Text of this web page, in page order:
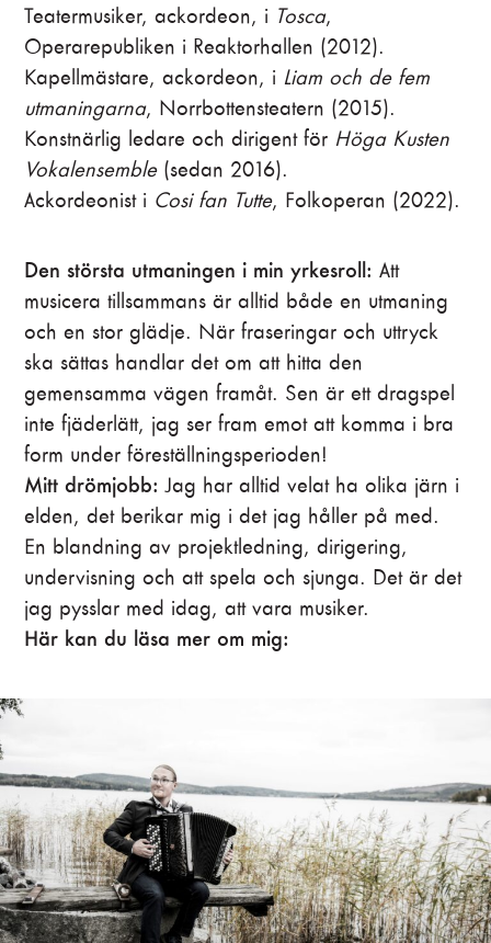
Teatermusiker, ackordeon, i Tosca,
Operarepubliken i Reaktorhallen (2012).
Kapellmästare, ackordeon, i Liam och de fem
utmaningarna, Norrbottensteatern (2015).
Konstnärlig ledare och dirigent för Höga Kusten
Vokalensemble(sedan 2016).
Ackordeonist i Cosi fan Tutte, Folkoperan (2022).
Den största utmaningen i min yrkesroll: Att
musicera tillsammans är alltid både en utmaning
och en stor glädje. När fraseringar och uttryck
ska sättas handlar det om att hitta den
gemensamma vägen framåt. Sen är ett dragspel
inte fjäderlätt, jag ser fram emot att komma i bra
form under föreställningsperioden!
Mitt drömjobb: Jag har alltid velat ha olika järn i
elden, det berikar mig i det jag håller på med.
En blandning av projektledning, dirigering,
undervisning och att spela och sjunga. Det är det
jag pysslar med idag, att vara musiker.
Här kan du läsa mer om mig: